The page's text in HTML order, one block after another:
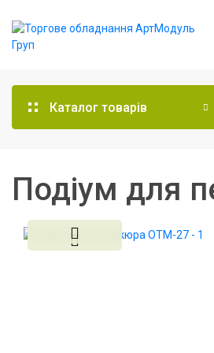
Меблі для офісу
Каталог товарів
Подіум для